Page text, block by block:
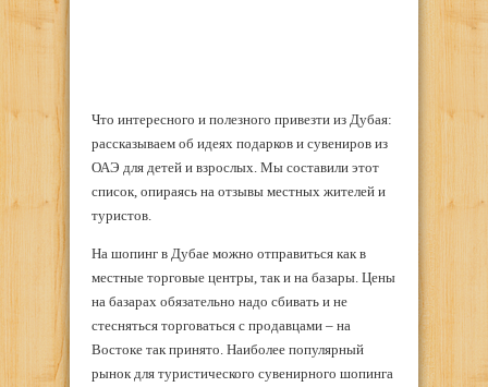
Что интересного и полезного привезти из Дубая:
рассказываем об идеях подарков и сувениров из
ОАЭ для детей и взрослых. Мы составили этот
список, опираясь на отзывы местных жителей и
туристов.
На шопинг в Дубае можно отправиться как в
местные торговые центры, так и на базары. Цены
на базарах обязательно надо сбивать и не
стесняться торговаться с продавцами – на
Востоке так принято. Наиболее популярный
рынок для туристического сувенирного шопинга